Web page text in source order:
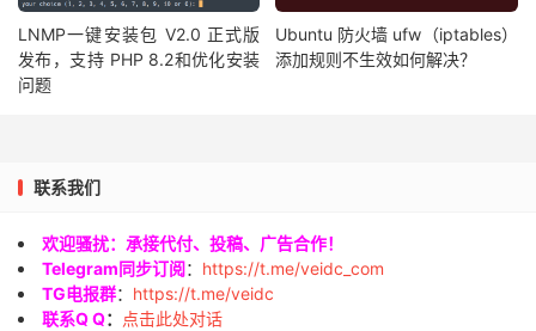
LNMP一键安装包 V2.0 正式版
发布，支持 PHP 8.2和优化安装
问题
Ubuntu 防火墙 ufw（iptables）
添加规则不生效如何解决？
联系我们
欢迎骚扰：承接代付、投稿、广告合作！
Telegram同步订阅： https://t.me/veidc_com
TG电报群： https://t.me/veidc
联系Q Q：
点击此处对话